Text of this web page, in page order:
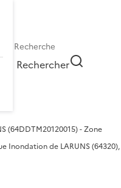
Rechercher
(64DDTM20120015) - Zone
Inondation de LARUNS (64320),